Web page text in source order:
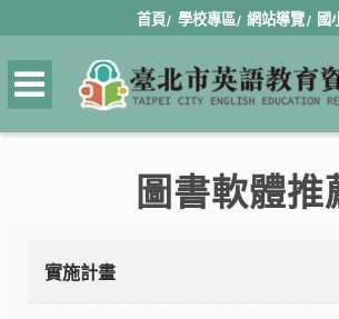
首頁 學校專區 網站導覽 國
圖書軟體推
實施計畫